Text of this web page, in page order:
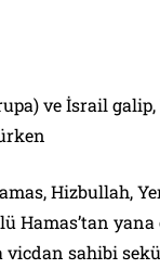
ve İsrail
Hizbullah,
Hamas’tan
vicdan sahibi